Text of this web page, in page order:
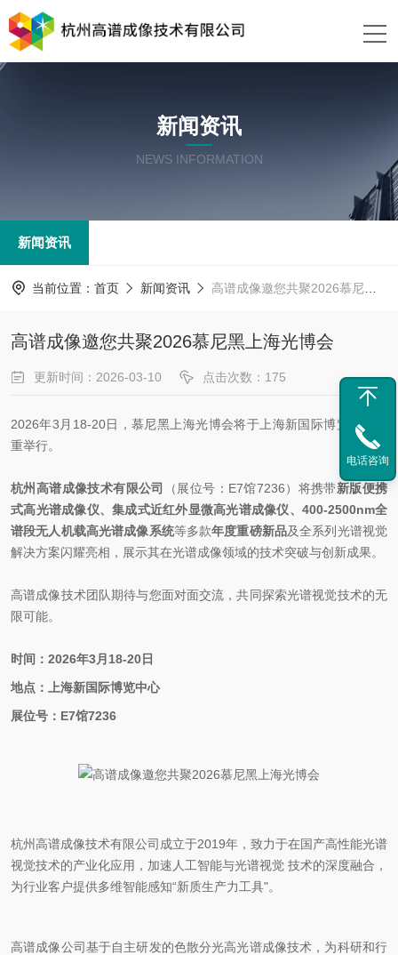
新闻资讯
NEWS INFORMATION
新闻资讯
当前位置： 首页 新闻资讯 高谱成像邀您共聚2026慕尼黑上海光博会
高谱成像邀您共聚2026慕尼黑上海光博会
更新时间：2026-03-10 点击次数：175
2026年3月18-20日，慕尼黑上海光博会将于上海新国际博览中心隆
重举行。
杭州高谱成像技术有限公司 （展位号：E7馆7236）将携带新版便携
式高光谱成像仪、集成式近红外显微高光谱成像仪、400-2500nm全
谱段无人机载高光谱成像系统等多款年度重磅新品及全系列光谱视觉
解决方案闪耀亮相，展示其在光谱成像领域的技术突破与创新成果。
高谱成像技术团队期待与您面对面交流，共同探索光谱视觉技术的无
限可能。
时间：2026年3月18-20日
地点：上海新国际博览中心
展位号：E7馆7236
杭州高谱成像技术有限公司成立于2019年，致力于在国产高性能光谱
视觉技术的产业化应用，加速人工智能与光谱视觉 技术的深度融合，
为行业客户提供多维智能感知“新质生产力工具"。
高谱成像公司基于自主研发的色散分光高光谱成像技术，为科研和行
电话咨询